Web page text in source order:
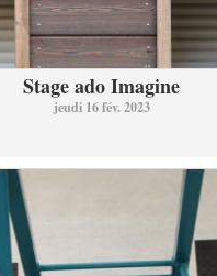
Stage ado Imagine
jeudi 16 fév. 2023